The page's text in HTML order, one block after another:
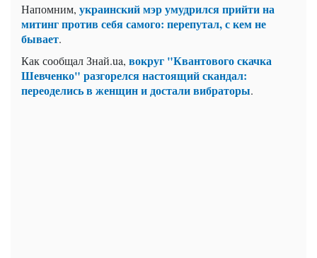
Напомним, украинский мэр умудрился прийти на
митинг против себя самого: перепутал, с кем не
бывает.
Как сообщал Знай.ua, вокруг "Квантового скачка
Шевченко" разгорелся настоящий скандал:
переоделись в женщин и достали вибраторы.